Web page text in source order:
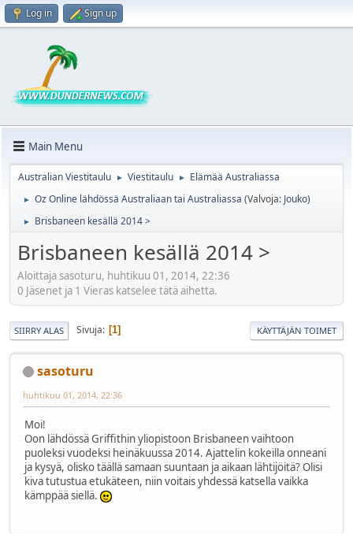
Log in Sign up
Main Menu
Australian Viestitaulu ► Viestitaulu ► Elämää Australiassa
► Oz Online lähdössä Australiaan tai Australiassa (Valvoja: Jouko)
► Brisbaneen kesällä 2014 >
Brisbaneen kesällä 2014 >
Aloittaja sasoturu, huhtikuu 01, 2014, 22:36
0 Jäsenet ja 1 Vieras katselee tätä aihetta.
SIIRRY ALAS Sivuja 1 KÄYTTÄJÄN TOIMET
sasoturu
huhtikuu 01, 2014, 22:36
Moi!
Oon lähdössä Griffithin yliopistoon Brisbaneen vaihtoon
puoleksi vuodeksi heinäkuussa 2014. Ajattelin kokeilla onneani
ja kysyä, olisko täällä samaan suuntaan ja aikaan lähtijöitä? Olisi
kiva tutustua etukäteen, niin voitais yhdessä katsella vaikka
kämppää siellä.